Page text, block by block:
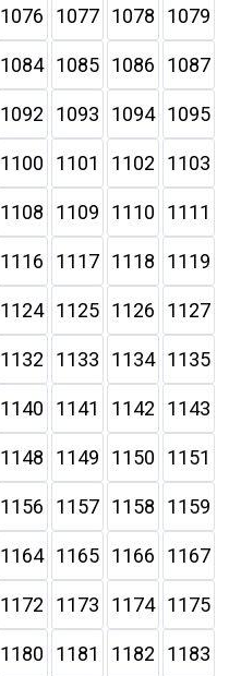
1076 1077 1078 1079
1084 1085 1086 1087
1092 1093 1094 1095
1100 1101 1102 1103
1108 1109 1110 1111
1116 1117 1118 1119
1124 1125 1126 1127
1132 1133 1134 1135
1140 1141 1142 1143
1148 1149 1150 1151
1156 1157 1158 1159
1164 1165 1166 1167
1172 1173 1174 1175
1180 1181 1182 1183